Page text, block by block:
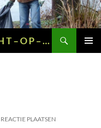
V U I L R A A P T R O E P – L I C H T – O P – G R O E N – E N – G E E L
PLAATSEN